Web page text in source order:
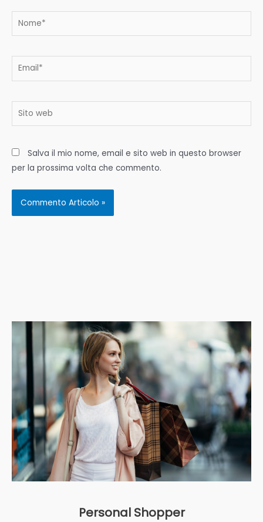
Nome*
Email*
Sito
Salva il mio nome, email e sito web in questo browser
per la prossima volta che commento.
Personal Shopper